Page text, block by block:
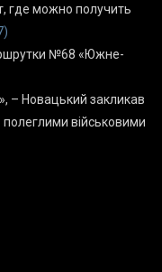
где можно получить
№68 «Южне-
– Новацький закликав
військовими